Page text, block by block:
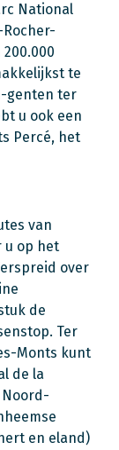
National
te
genten ter
u ook een
Percé, het
van
u op het
over
de
Ter
Monts kunt
de la
Noord-
en eland)